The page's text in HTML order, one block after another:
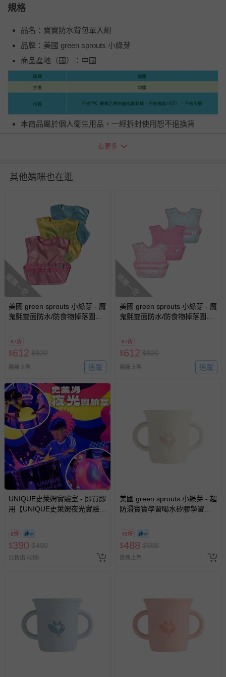
規格
品名：寶寶防水背包單入組
品牌：美國 green sprouts 小綠芽
商品產地（國）：中國
本商品屬於個人衛生用品，一經拆封使用恕不退換貨
包含完整包裝、配件、說明文件及贈品等。
瑕疵退換貨所產生的運費，將由媽咪愛負責處理，若非瑕疵
退貨，您可至『查詢訂單』>『已出貨』中查詢該筆訂單，
並點選『我要退貨』即可進行申請。若有相關退貨問題，請
至媽咪愛LINE@客服ID: @mamilove
我們將依序為您處理
與服務，謝謝。
針對滿件折/滿額贈…等活動，如因部份退貨，而該訂單保
留商品未達活動門檻，將以原價計算，活動贈品亦需一併退
回。
豫期範圍：
易於腐敗、保存期限較短或解約時即將逾期（例如生鮮
商品、食品等）。
報紙、期刊或雜誌（惟書籍如經拆封、使用，則酌收整
新費用）。
經消費者拆封之影音商品或電腦軟體（例如 DVD、CD
等）。
非以有形媒介提供之數位內容或一經提供即為完成之線
上服務，經消費者事先同意始提供（例如線上課程、遊
戲或活動點數等）。
已拆封之以下類型商品：
-個人衛生用品（例如尿布、貼身衣物、泳裝、襪子、地
墊、寢具類等）。
-接觸性孕哺產品（奶嘴、奶瓶、擠乳器、哺乳衣、托腹
帶束縛衣、餐搖椅等）。
-其他原廠盒裝商品封口處已貼上「不可拆封」，或具警
相關的退換貨辦理流程，可詳見： 退換貨 & 退款問題
其他常見問題：
看更多
其他媽咪也在逛
搶購一空
美國 green sprouts 小綠芽 - 魔
鬼氈雙面防水/防食物掉落圍兜/
67折
$612 $920
最新上架 追蹤
搶購一空
美國 green sprouts 小綠芽 - 魔
鬼氈雙面防水/防食物掉落圍兜/
67折
$612 $920
最新上架 追蹤
UNIQUE史萊姆實驗室 - 即買即
用【UNIQUE史萊姆夜光實驗室
人小孩均一價(3歲以上需購票))
8折
$390 $490
已售出 4288
美國 green sprouts 小綠芽 - 超
防滑寶寶學習喝水矽膠學習杯-
49折
$488 $988
最新上架